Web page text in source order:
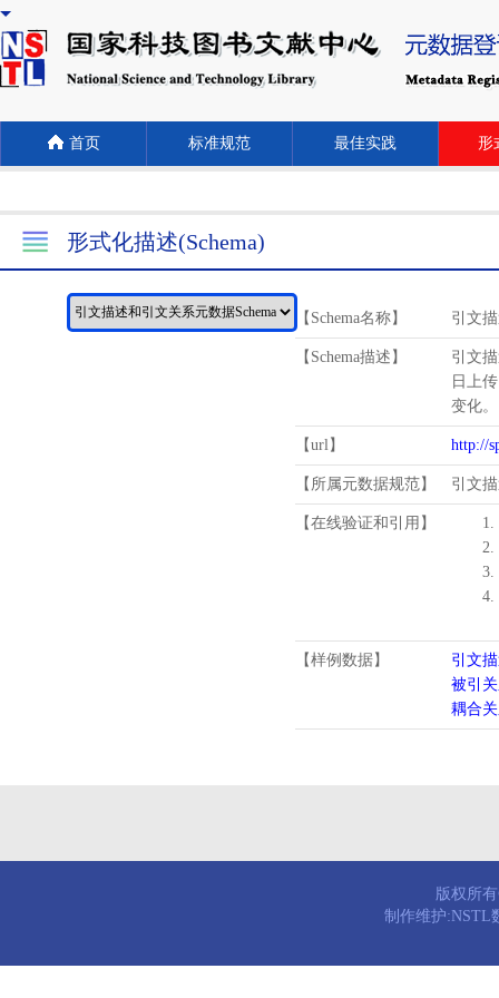
首页 标准规范 最佳实践 形
形式化描述(Schema)
【Schema名称】 引文
【Schema描述】
引文
日上
变化。
【url】 http://
【所属元数据规范】 引文
【在线验证和引用】
1.
2.
3.
4.
【样例数据】
引文
被引
耦合
版权所
制作维护:NSTL